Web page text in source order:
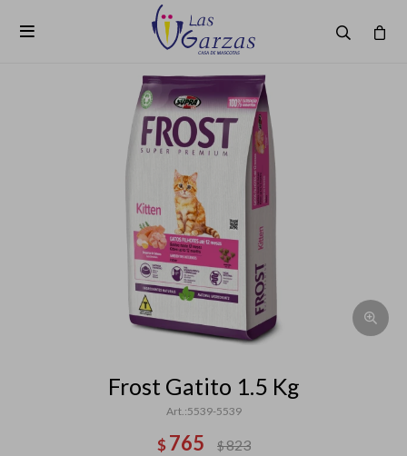

Frost Gatito 1.5 Kg
5539-5539
$ 765 $823